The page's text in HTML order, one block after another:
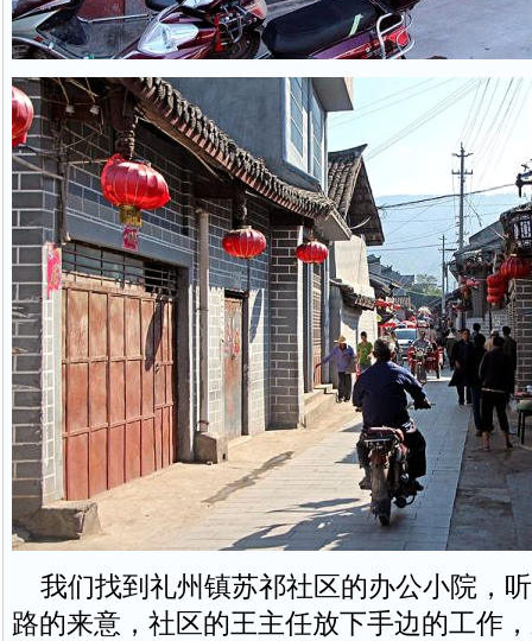
我们找到礼州镇苏祁社区的办公小院，
路的来意，社区的王主任放下手边的工作